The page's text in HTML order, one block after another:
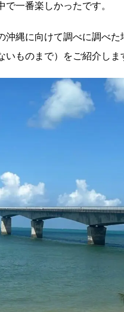
一番楽しかったです。
縄に向けて調べに調べた
ものまで）をご紹介しま